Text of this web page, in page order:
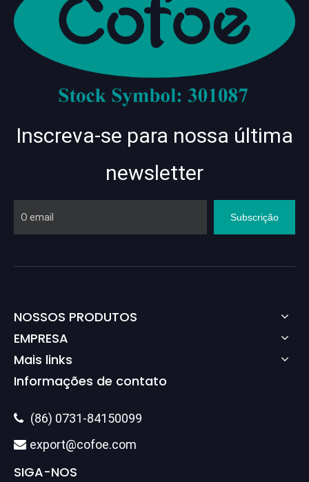
Inscreva-se para nossa última
newsletter
Subscrição
NOSSOS PRODUTOS
EMPRESA
Mais links
Informações de contato
 (86) 0731-84150099
 export@cofoe.com
SIGA-NOS